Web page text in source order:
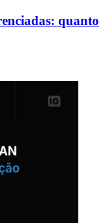
quanto